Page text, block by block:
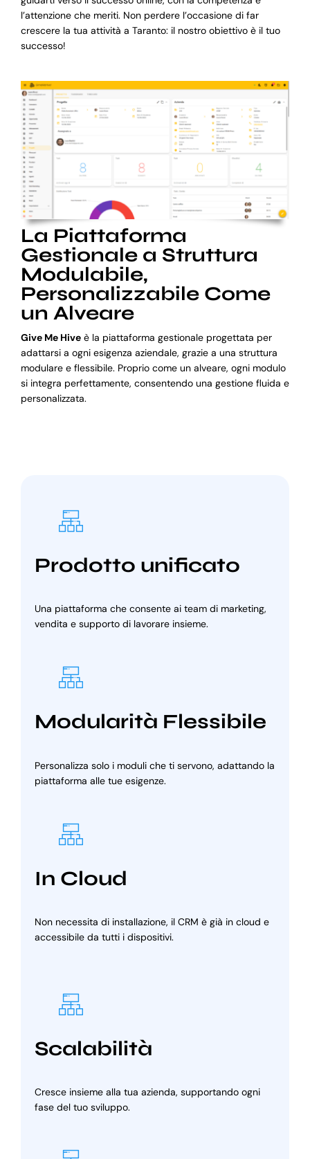
l’attenzione che meriti. Non perdere l’occasione di far
crescere la tua attività a Taranto: il nostro obiettivo è il tuo
successo!
La Piattaforma
Gestionale a Struttura
Modulabile,
Personalizzabile Come
un Alveare
Give Me Hiveè la piattaforma gestionale progettata per
adattarsi a ogni esigenza aziendale, grazie a una struttura
modulare e flessibile. Proprio come un alveare, ogni modulo
si integra perfettamente, consentendo una gestione fluida e
personalizzata.
Prodotto unificato
Una piattaforma che consente ai team di marketing,
vendita e supporto di lavorare insieme.
Modularità Flessibile
Personalizza solo i moduli che ti servono, adattando la
piattaforma alle tue esigenze.
In Cloud
Non necessita di installazione, il CRM è già in cloud e
accessibile da tutti i dispositivi.
Scalabilità
Cresce insieme alla tua azienda, supportando ogni
fase del tuo sviluppo.